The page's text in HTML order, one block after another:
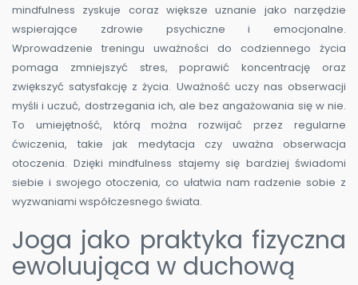
mindfulness zyskuje coraz większe uznanie jako narzędzie
wspierające zdrowie psychiczne i emocjonalne.
Wprowadzenie treningu uważności do codziennego życia
pomaga zmniejszyć stres, poprawić koncentrację oraz
zwiększyć satysfakcję z życia. Uważność uczy nas obserwacji
myśli i uczuć, dostrzegania ich, ale bez angażowania się w nie.
To umiejętność, którą można rozwijać przez regularne
ćwiczenia, takie jak medytacja czy uważna obserwacja
otoczenia. Dzięki mindfulness stajemy się bardziej świadomi
siebie i swojego otoczenia, co ułatwia nam radzenie sobie z
wyzwaniami współczesnego świata.
Joga jako praktyka fizyczna
ewoluująca w duchową